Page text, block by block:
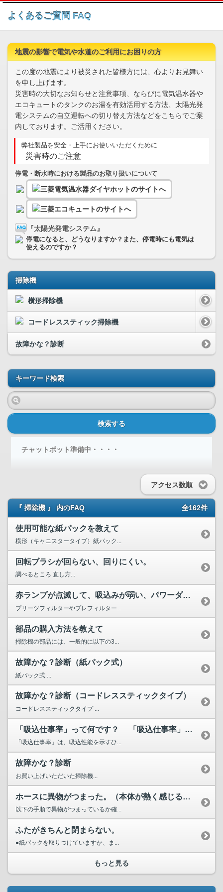
このページの本文へ
よくあるご質問 FAQ
地震の影響で電気や水道のご利用にお困りの方
この度の地震により被災された皆様方には、心よりお見舞い
を申し上げます。
災害時の大切なお知らせと注意事項、ならびに電気温水器や
エコキュートのタンクのお湯を有効活用する方法、太陽光発
電システムの自立運転への切り替え方法などをこちらでご案
内しております。ご活用ください。
弊社製品を安全・上手にお使いいただくために
災害時のご注意
停電・断水時における製品のお取り扱いについて
『太陽光発電システム』
停電になると、どうなりますか？また、停電時にも電気は
使えるのですか？
掃除機
横形掃除機
コードレススティック掃除機
故障かな？診断
キーワード検索
検索する
チャットボット準備中・・・・
アクセス数順
『 掃除機 』 内のFAQ 全162件
使用可能な紙パックを教えて
横形（キャニスタータイプ）紙パック...
回転ブラシが回らない、回りにくい。
調べるところ 直し方...
赤ランプが点滅して、吸込みが弱い、パワーダウンする、運転が...
プリーツフィルターやプレフィルター...
部品の購入方法を教えて
掃除機の部品には、一般的に以下の3...
故障かな？診断（紙パック式）
紙パック式 ...
故障かな？診断（コードレススティックタイプ）
コードレススティックタイプ ...
「吸込仕事率」って何です？ 「吸込仕事率」が高いほど...
「吸込仕事率」は、吸込性能を示すひ...
故障かな？診断
お買い上げいただいた掃除機...
ホースに異物がつまった。（本体が熱く感じる、吸込力が弱くな...
以下の手順で異物がつまっているか確...
ふたがきちんと閉まらない。
●紙パックを取りつけていますか、ま...
もっと見る